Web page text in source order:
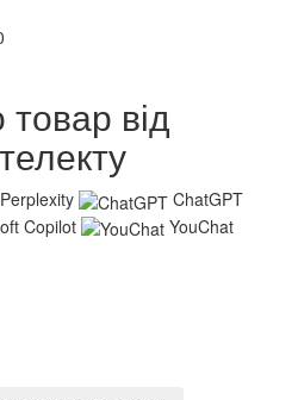
від
Perplexity
ChatGPT
Copilot
YouChat